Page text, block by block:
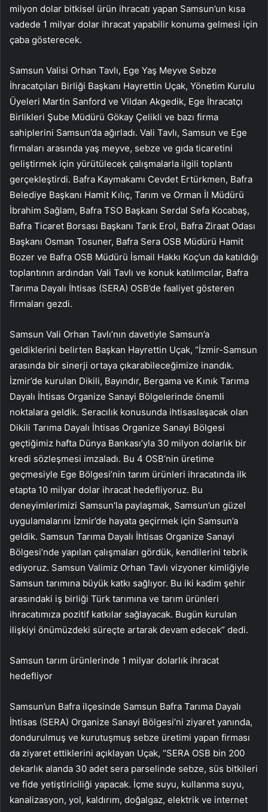
milyon dolar bitkisel ürün ihracatı yapan Samsun’un kısa
vadede 1 milyar dolar ihracat yapabilir konuma gelmesi için
çaba gösterecek.
Samsun Valisi Orhan Tavlı, Ege Yaş Meyve Sebze
İhracatçıları Birliği Başkanı Hayrettin Uçak, Yönetim Kurulu
Üyeleri Martin Sanford ve Vildan Akgedik, Ege İhracatçı
Birlikleri Şube Müdürü Gökay Çelikli ve bazı firma
sahiplerini Samsun’da ağırladı. Vali Tavlı, Samsun ve Ege
firmaları arasında yaş meyve, sebze ve gıda ticaretini
geliştirmek için yürütülecek çalışmalarla ilgili toplantı
gerçekleştirdi. Bafra Kaymakamı Cevdet Ertürkmen, Bafra
Belediye Başkanı Hamit Kılıç, Tarım ve Orman İl Müdürü
İbrahim Sağlam, Bafra TSO Başkanı Serdal Sefa Kocabaş,
Bafra Ticaret Borsası Başkanı Tarık Erol, Bafra Ziraat Odası
Başkanı Osman Tosuner, Bafra Sera OSB Müdürü Hamit
Bozer ve Bafra OSB Müdürü İsmail Hakkı Koç’un da katıldığı
toplantının ardından Vali Tavlı ve konuk katılımcılar, Bafra
Tarıma Dayalı İhtisas (SERA) OSB’de faaliyet gösteren
firmaları gezdi.
Samsun Vali Orhan Tavlı’nın davetiyle Samsun’a
geldiklerini belirten Başkan Hayrettin Uçak, “İzmir-Samsun
arasında bir sinerji ortaya çıkarabileceğimize inandık.
İzmir’de kurulan Dikili, Bayındır, Bergama ve Kınık Tarıma
Dayalı İhtisas Organize Sanayi Bölgelerinde önemli
noktalara geldik. Seracılık konusunda ihtisaslaşacak olan
Dikili Tarıma Dayalı İhtisas Organize Sanayi Bölgesi
geçtiğimiz hafta Dünya Bankası’yla 30 milyon dolarlık bir
kredi sözleşmesi imzaladı. Bu 4 OSB’nin üretime
geçmesiyle Ege Bölgesi’nin tarım ürünleri ihracatında ilk
etapta 10 milyar dolar ihracat hedefliyoruz. Bu
deneyimlerimizi Samsun’la paylaşmak, Samsun’un güzel
uygulamalarını İzmir’de hayata geçirmek için Samsun’a
geldik. Samsun Tarıma Dayalı İhtisas Organize Sanayi
Bölgesi’nde yapılan çalışmaları gördük, kendilerini tebrik
ediyoruz. Samsun Valimiz Orhan Tavlı vizyoner kimliğiyle
Samsun tarımına büyük katkı sağlıyor. Bu iki kadim şehir
arasındaki iş birliği Türk tarımına ve tarım ürünleri
ihracatımıza pozitif katkılar sağlayacak. Bugün kurulan
ilişkiyi önümüzdeki süreçte artarak devam edecek” dedi.
Samsun tarım ürünlerinde 1 milyar dolarlık ihracat
hedefliyor
Samsun’un Bafra ilçesinde Samsun Bafra Tarıma Dayalı
İhtisas (SERA) Organize Sanayi Bölgesi’ni ziyaret yanında,
dondurulmuş ve kurutuşmuş sebze üretimi yapan firması
da ziyaret ettiklerini açıklayan Uçak, “SERA OSB bin 200
dekarlık alanda 30 adet sera parselinde sebze, süs bitkileri
ve fide yetiştiriciliği yapacak. İçme suyu, kullanma suyu,
kanalizasyon, yol, kaldırım, doğalgaz, elektrik ve internet